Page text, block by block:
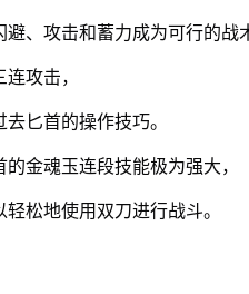
、攻击和蓄力成为可行的战
攻击，
匕首的操作技巧。
金魂玉连段技能极为强大，
松地使用双刀进行战斗。